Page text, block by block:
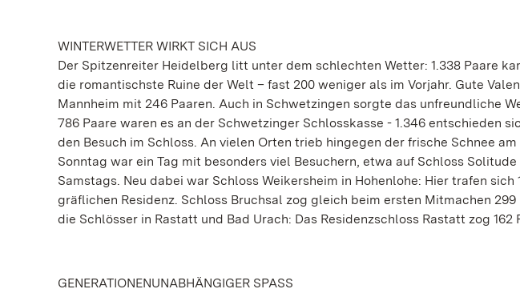
WINTERWETTER WIRKT SICH AUS
Der Spitzenreiter Heidelberg litt unter dem schlechten Wetter: 1.338 Paare
die romantischste Ruine der Welt – fast 200 weniger als im Vorjahr. Gute
Mannheim mit 246 Paaren. Auch in Schwetzingen sorgte das unfreundliche
786 Paare waren es an der Schwetzinger Schlosskasse - 1.346 entschieden
den Besuch im Schloss. An vielen Orten trieb hingegen der frische Schnee
Sonntag war ein Tag mit besonders viel Besuchern, etwa auf Schloss
Samstags. Neu dabei war Schloss Weikersheim in Hohenlohe: Hier trafen sich
gräflichen Residenz. Schloss Bruchsal zog gleich beim ersten Mitmachen
die Schlösser in Rastatt und Bad Urach: Das Residenzschloss Rastatt zog 162
GENERATIONENUNABHÄNGIGER SPASS